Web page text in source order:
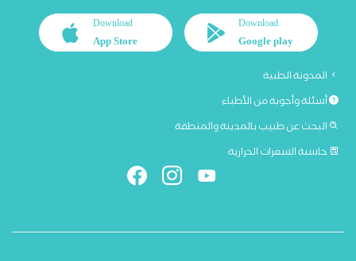
Download
Google play
Download
App Store
المدونة الطبية
أسئلة وأجوبة من الأطباء
البحث عن طبيب بالمدينة والمنطقة
حاسبة السعرات الحرارية